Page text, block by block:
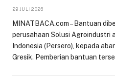
29 JULI 2026
MINATBACA.com – Bantuan
perusahaan Solusi Agroindustri
Indonesia (Persero), kepada
Gresik. Pemberian bantuan